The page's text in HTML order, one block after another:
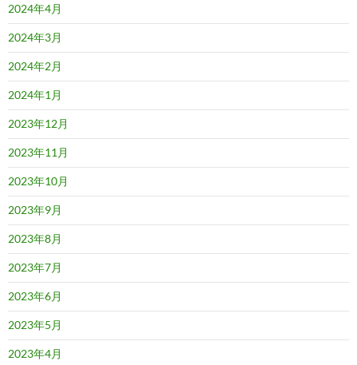
2024年4月
2024年3月
2024年2月
2024年1月
2023年12月
2023年11月
2023年10月
2023年9月
2023年8月
2023年7月
2023年6月
2023年5月
2023年4月